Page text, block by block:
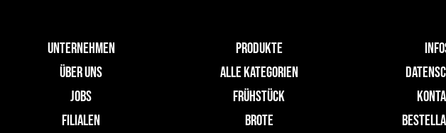
UNTERNEHMEN
ÜBER UNS
JOBS
FILIALEN
PRODUKTE
ALLE KATEGORIEN
FRÜHSTÜCK
BROTE